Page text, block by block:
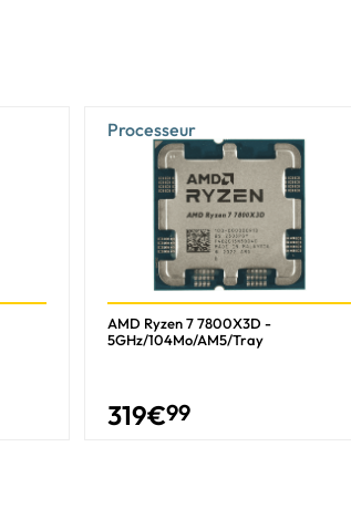
Processeur
AMD Ryzen 7 7800X3D -
5GHz/104Mo/AM5/Tray
319€99